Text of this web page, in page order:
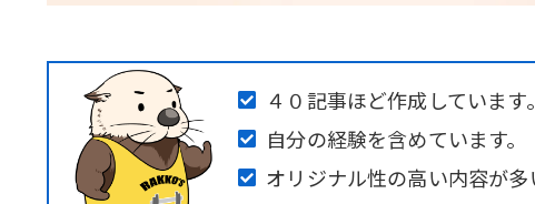
４０記事ほど作成しています。
自分の経験を含めています。
オリジナル性の高い内容が多